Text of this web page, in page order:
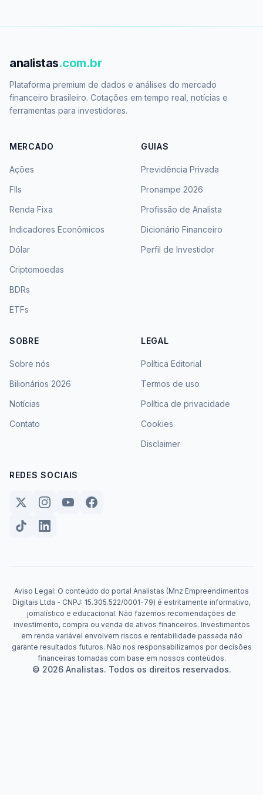
analistas.com.br
Plataforma premium de dados e análises do mercado
financeiro brasileiro. Cotações em tempo real, notícias e
ferramentas para investidores.
MERCADO
Ações
FIIs
Renda Fixa
Indicadores Econômicos
Dólar
Criptomoedas
BDRs
ETFs
GUIAS
Previdência Privada
Pronampe 2026
Profissão de Analista
Dicionário Financeiro
Perfil de Investidor
SOBRE
Sobre nós
Bilionários 2026
Notícias
Contato
LEGAL
Política Editorial
Termos de uso
Política de privacidade
Cookies
Disclaimer
REDES SOCIAIS
Aviso Legal: O conteúdo do portal Analistas (Mnz Empreendimentos
Digitais Ltda - CNPJ: 15.305.522/0001-79) é estritamente informativo,
jornalístico e educacional. Não fazemos recomendações de
investimento, compra ou venda de ativos financeiros. Investimentos
em renda variável envolvem riscos e rentabilidade passada não
garante resultados futuros. Não nos responsabilizamos por decisões
financeiras tomadas com base em nossos conteúdos.
© 2026 Analistas. Todos os direitos reservados.